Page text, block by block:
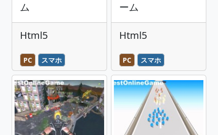
ム
Html5
PC スマホ
ーム
Html5
PC スマホ